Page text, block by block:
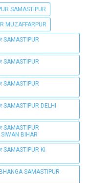
SAMASTIPUR
MUZAFFARPUR
SAMASTIPUR
SAMASTIPUR
SAMASTIPUR
SAMASTIPUR DELHI
SAMASTIPUR
BIHAR
SAMASTIPUR KI
SAMASTIPUR